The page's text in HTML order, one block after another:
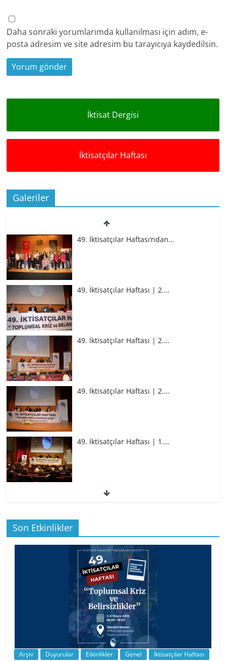
Daha sonraki yorumlarımda kullanılması için adım, e-
posta adresim ve site adresim bu tarayıcıya kaydedilsin.
İktisat Dergisi
İktisatçılar Haftası
Galeriler
49. İktisatçılar Haftası’ndan…
49. İktisatçılar Haftası | 2.…
49. İktisatçılar Haftası | 2.…
49. İktisatçılar Haftası | 2.…
49. İktisatçılar Haftası | 1.…
49. İktisatçılar Haftası | 1.…
BİZ İKTİSATLILAR: İÇİMİZDEN BİRİ PROF.
…
Son Etkinlikler
Arşiv Duyurular Etkinlikler Genel İktisatçılar Haftası